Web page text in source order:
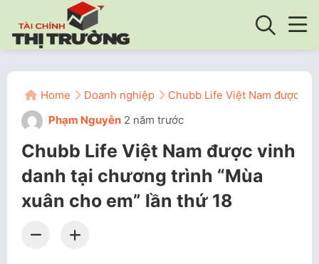
Home Doanh nghiệp
Chubb Life Việt Nam được
Phạm Nguyễn 2 năm trước
Chubb Life Việt Nam được vinh
danh tại chương trình “Mùa
xuân cho em” lần thứ 18